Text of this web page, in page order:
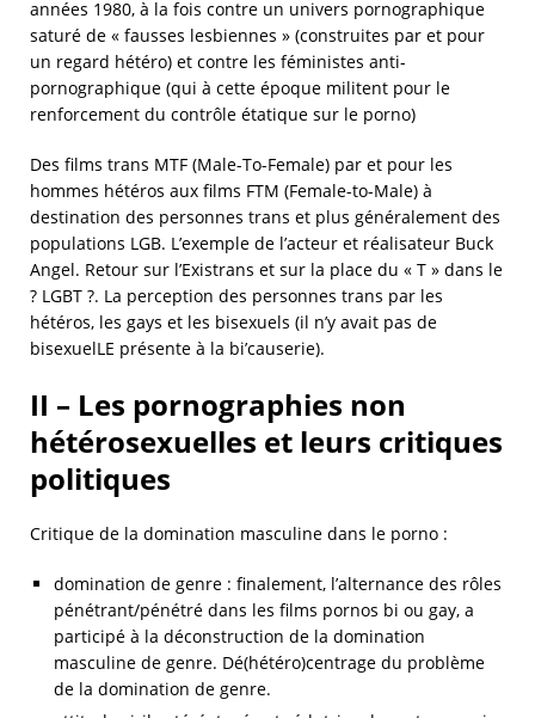
années 1980, à la fois contre un univers pornographique
saturé de « fausses lesbiennes » (construites par et pour
un regard hétéro) et contre les féministes anti-
pornographique (qui à cette époque militent pour le
renforcement du contrôle étatique sur le porno)
Des films trans MTF (Male-To-Female) par et pour les
hommes hétéros aux films FTM (Female-to-Male) à
destination des personnes trans et plus généralement des
populations LGB. L’exemple de l’acteur et réalisateur Buck
Angel. Retour sur l’Existrans et sur la place du « T » dans le
? LGBT ?. La perception des personnes trans par les
hétéros, les gays et les bisexuels (il n’y avait pas de
bisexuelLE présente à la bi’causerie).
II – Les pornographies non
hétérosexuelles et leurs critiques
politiques
Critique de la domination masculine dans le porno :
domination de genre : finalement, l’alternance des rôles
pénétrant/pénétré dans les films pornos bi ou gay, a
participé à la déconstruction de la domination
masculine de genre. Dé(hétéro)centrage du problème
de la domination de genre.